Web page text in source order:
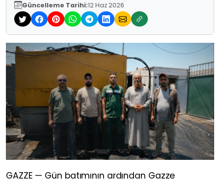
Güncelleme Tarihi:12 Haz 2026
GAZZE — Gün batımının ardından Gazze